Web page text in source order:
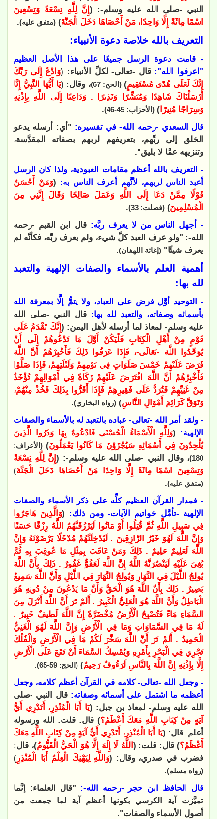
النبي -صلى الله عليه وسلم-: (إِنَّ لِلَّهِ تِسْعَةً وَتِسْعِينَ
اسْمًا مِائَةً إِلَّا وَاحِدًا، مَنْ أَحْصَاهَا دَخَلَ الْجَنَّةَ) (متفق عليه).
التعريف بالله خلاصة دعوة الأنبياء:
- قامت دعوة الرسل جميعًا على هذا الأصل العظيم
"اعرفوا الله":قال -تعالى- لكلِّ الأنبياء: (وَادْعُ إِلَى رَبِّكَ
إِنَّكَ لَعَلَى هُدًى مُسْتَقِيمٍ)(الحج: 67) ، وقال: (يَا أَيُّهَا النَّبِيُّ إِنَّا
أَرْسَلْنَاكَ شَاهِدًا وَمُبَشِّرًا وَنَذِيرًا . وَدَاعِيًا إِلَى اللَّهِ بِإِذْنِهِ
وَسِرَاجًا مُنِيرًا ) (الأحزاب: 45-46)
.
قال السعدي -رحمه الله- في تفسيره: "أي: أرسله يدعو
الخلق إلى ربِّهم، بتعريفهم لربهم بصفاته المقدَّسة،
وتنزيهه عمَّا لا يليق".
- التعريف بالله أعظم مقامات العبودية، ولذا كان الرسل
أعبد الناس لربهم، لأنَّهم أعرف الناس به: (وَمَنْ أَحْسَنُ
قَوْلًا مِمَّنْ دَعَا إِلَى اللَّهِ وَعَمَلَ صَالِحًا وَقَالَ إِنَّنِي مِنَ
الْمُسْلِمِينَ) (فصلت: 33)
.
- أجهل الناس من لا يعرف ربَّه: قال ابن القيم -رحمه
الله-: "ولو عرف العبد كلَّ شيء، ولم يعرف ربَّه، فكأنَّه لم
يعرف شيئًا" (إغاثة اللهفان).
أهمية العلم بالأسماء والصفات الإلهية والتعبد
لله بها:
- التوحيد أوَّل فرض على العباد، ولا يتمُّ إلَّا بمعرفة الله
بأسمائه وصفاته، والتعبد لله بها:قال النبي -صلى الله
عليه وسلم- لمعاذ لما أرسله لأهل اليمن: (إِنَّكَ تَقْدَمُ عَلَى
قَوْمٍ مِنْ أَهْلِ الْكِتَابِ فَلْيَكُنْ أَوَّلَ مَا تَدْعُوهُمْ إِلَى أَنْ
يُوَحِّدُوا اللَّهَ -تَعَالَى-، فَإِذَا عَرَفُوا ذَلِكَ فَأَخْبِرْهُمْ أَنَّ اللَّهَ
فَرَضَ عَلَيْهِمْ خَمْسَ صَلَوَاتٍ فِي يَوْمِهِمْ وَلَيْلَتِهِمْ، فَإِذَا صَلَّوْا
فَأَخْبِرْهُمْ أَنَّ اللَّهَ افْتَرَضَ عَلَيْهِمْ زَكَاةً فِي أَمْوَالِهِمْ تُؤْخَذُ
مِنْ غَنِيِّهِمْ فَتُرَدُّ عَلَى فَقِيرِهِمْ فَإِذَا أَقَرُّوا بِذَلِكَ فَخُذْ مِنْهُمْ،
وَتَوَقَّ كَرَائِمَ أَمْوَالِ النَّاسِ) (رواه البخاري).
- ولقد أمر الله -تعالى- عباده بالتعبد له بالأسماء والصفات
الإلهية: (وَلِلَّهِ الْأَسْمَاءُ الْحُسْنَى فَادْعُوهُ بِهَا وَذَرُوا الَّذِينَ
يُلْحِدُونَ فِي أَسْمَائِهِ سَيُجْزَوْنَ مَا كَانُوا يَعْمَلُونَ) (الأعراف:
180) ، وقال النبي -صلى الله عليه وسلم-: (إِنَّ لِلَّهِ تِسْعَةً
وَتِسْعِينَ اسْمًا مِائَةً إِلَّا وَاحِدًا مَنْ أَحْصَاهَا دَخَلَ الْجَنَّةَ)
(متفق عليه).
- فمدار القرآن العظيم كلِّه على ذكر الأسماء والصفات
الإلهية -تأمَّل خواتيم الآيات- ومن ذلك: (وَالَّذِينَ هَاجَرُوا
فِي سَبِيلِ اللَّهِ ثُمَّ قُتِلُوا أَوْ مَاتُوا لَيَرْزُقَنَّهُمُ اللَّهُ رِزْقًا حَسَنًا
وَإِنَّ اللَّهَ لَهُوَ خَيْرُ الرَّازِقِينَ . لَيُدْخِلَنَّهُمْ مُدْخَلًا يَرْضَوْنَهُ وَإِنَّ
اللَّهَ لَعَلِيمٌ حَلِيمٌ . ذَلِكَ وَمَنْ عَاقَبَ بِمِثْلِ مَا عُوقِبَ بِهِ ثُمَّ
بُغِيَ عَلَيْهِ لَيَنْصُرَنَّهُ اللَّهُ إِنَّ اللَّهَ لَعَفُوٌّ غَفُورٌ . ذَلِكَ بِأَنَّ اللَّهَ
يُولِجُ اللَّيْلَ فِي النَّهَارِ وَيُولِجُ النَّهَارَ فِي اللَّيْلِ وَأَنَّ اللَّهَ سَمِيعٌ
بَصِيرٌ . ذَلِكَ بِأَنَّ اللَّهَ هُوَ الْحَقُّ وَأَنَّ مَا يَدْعُونَ مِنْ دُونِهِ هُوَ
الْبَاطِلُ وَأَنَّ اللَّهَ هُوَ الْعَلِيُّ الْكَبِيرُ . أَلَمْ تَرَ أَنَّ اللَّهَ أَنْزَلَ مِنَ
السَّمَاءِ مَاءً فَتُصْبِحُ الْأَرْضُ مُخْضَرَّةً إِنَّ اللَّهَ لَطِيفٌ خَبِيرٌ .
لَهُ مَا فِي السَّمَاوَاتِ وَمَا فِي الْأَرْضِ وَإِنَّ اللَّهَ لَهُوَ الْغَنِيُّ
الْحَمِيدُ .
أَلَمْ تَرَ أَنَّ اللَّهَ سَخَّرَ لَكُمْ مَا فِي الْأَرْضِ وَالْفُلْكَ
تَجْرِي فِي الْبَحْرِ بِأَمْرِهِ وَيُمْسِكُ السَّمَاءَ أَنْ تَقَعَ عَلَى الْأَرْضِ
إِلَّا بِإِذْنِهِ إِنَّ اللَّهَ بِالنَّاسِ لَرَءُوفٌ رَحِيمٌ) (الحج: 59-65)
.
- وجعل الله -تعالى- كلامه في القرآن أعظم كلامه، وجعل
أعظمه ما اشتمل على أسمائه وصفاته: قال النبي -صلى
الله عليه وسلم- لمعاذ بن جبل: (يَا أَبَا الْمُنْذِرِ، أَتَدْرِي أَيُّ
آيَةٍ مِنْ كِتَابِ اللَّهِ مَعَكَ أَعْظَمُ؟) قال: قلت: الله ورسوله
أعلم. قال: (يَا أَبَا الْمُنْذِرِ، أَتَدْرِي أَيُّ آيَةٍ مِنْ كِتَابِ اللَّهِ مَعَكَ
أَعْظَمُ؟) قال: قلت: ( اللَّهُ لَا إِلَهَ إِلَّا هُوَ الْحَيُّ الْقَيُّومُ)، قال:
فضرب في صدري، وقال: (وَاللَّهِ لِيَهْنِكَ الْعِلْمُ أَبَا الْمُنْذِرِ )
(رواه مسلم).
قال الحافظ ابن حجر -رحمه الله-: "قال العلماء: إنَّما
تميَّزت آية الكرسي بكونها أعظم آية لما جمعت من
أصول الأسماء والصفات".